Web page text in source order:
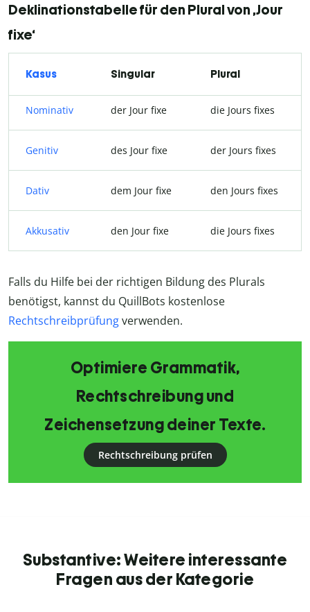
Deklinationstabelle für den Plural von ‚Jour
fixe‘
Kasus Singular Plural
Nominativ der Jour fixe die Jours fixes
Genitiv des Jour fixe der Jours fixes
Dativ dem Jour fixe den Jours fixes
Akkusativ den Jour fixe die Jours fixes
Falls du Hilfe bei der richtigen Bildung des Plurals
benötigst, kannst du QuillBots kostenlose
Rechtschreibprüfungverwenden.
Optimiere Grammatik,
Rechtschreibung und
Zeichensetzung deiner Texte.
Rechtschreibung prüfen
Substantive: Weitere interessante
Fragen aus der Kategorie